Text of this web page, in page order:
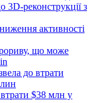
3D-реконструкції з
активності
що може
до втрати
$38 млн у